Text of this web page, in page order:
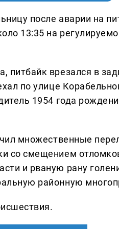
после аварии на
13:35 на
врезался в
по улице
1954 года
множественные
со смещением
и рваную рану
районную